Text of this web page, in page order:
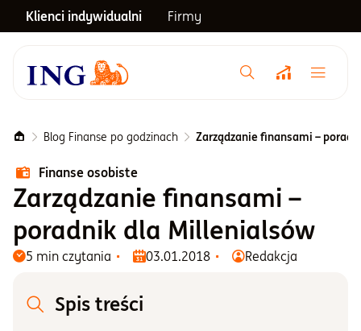
Klienci indywidualni Firmy
Menu główne
Notowania
Emerytura
Inwestycje
Blog
Blog Finanse po godzinach Zarządzanie finansami –
Finanse osobiste
Zarządzanie finansami –
poradnik dla Millenialsów
5 min czytania 03.01.2018 Redakcja
Spis treści